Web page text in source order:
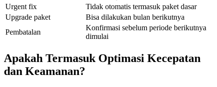
Urgent fix
Tidak otomatis termasuk paket dasar
Upgrade paket
Bisa dilakukan bulan berikutnya
Pembatalan
Konfirmasi sebelum periode berikutnya
dimulai
Apakah Termasuk Optimasi Kecepatan
dan Keamanan?